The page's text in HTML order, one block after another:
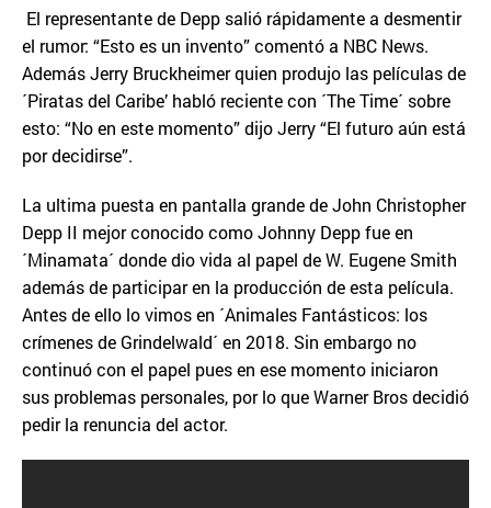
El representante de Depp salió rápidamente a desmentir
el rumor: “Esto es un invento” comentó a NBC News.
Además Jerry Bruckheimer quien produjo las películas de
´Piratas del Caribe’ habló reciente con ´The Time´ sobre
esto: “No en este momento” dijo Jerry “El futuro aún está
por decidirse”.
La ultima puesta en pantalla grande de John Christopher
Depp II mejor conocido como Johnny Depp fue en
´Minamata´ donde dio vida al papel de W. Eugene Smith
además de participar en la producción de esta película.
Antes de ello lo vimos en ´Animales Fantásticos: los
crímenes de Grindelwald´ en 2018. Sin embargo no
continuó con el papel pues en ese momento iniciaron
sus problemas personales, por lo que Warner Bros decidió
pedir la renuncia del actor.